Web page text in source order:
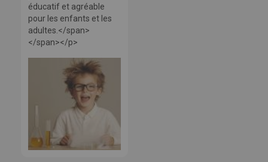
éducatif et agréable
pour les enfants et les
adultes.</span>
</span></p>